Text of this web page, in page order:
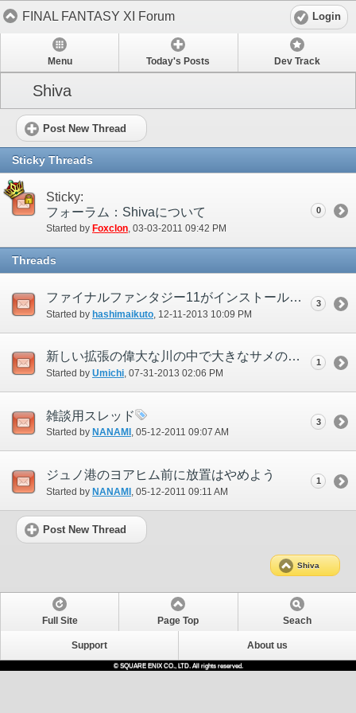
FINAL FANTASY XI Forum Login
Menu Today's Posts Dev Track
Shiva
Post New Thread
Sticky Threads
Sticky:
フォーラム：Shivaについて
Started by Foxclon‎, 03-03-2011 09:42 PM
0
Threads
ファイナルファンタジー11がインストール出来ないのです。
Started by hashimaikuto ‎, 12-11-2013 10:09 PM
3
新しい拡張の偉大な川の中で大きなサメの戦い。
Started by Umichi‎, 07-31-2013 02:06 PM
1
雑談用スレッド
Started by NANAMI ‎, 05-12-2011 09:07 AM
3
ジュノ港のヨアヒム前に放置はやめよう
Started by NANAMI ‎, 05-12-2011 09:11 AM
1
Post New Thread
Shiva
Full Site Page Top Seach
Support About us
© SQUARE ENIX CO., LTD. All rights reserved.